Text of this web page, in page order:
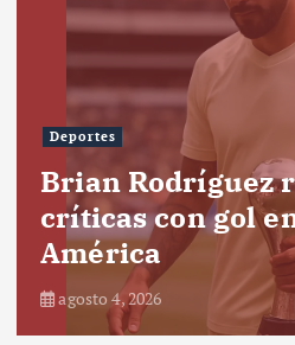
Deportes
Brian Rodríguez
críticas con gol
América
agosto 4, 2026